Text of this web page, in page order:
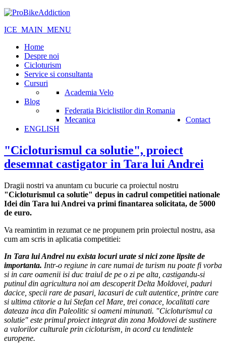
ICE_MAIN_MENU
Home
Despre noi
Cicloturism
Service si consultanta
Cursuri
Academia Velo
Blog
Federatia Biciclistilor din Romania
Mecanica
Contact
ENGLISH
"Cicloturismul ca solutie", proiect
desemnat castigator in Tara lui Andrei
Dragii nostri va anuntam cu bucurie ca proiectul nostru
"Cicloturismul ca solutie" depus in cadrul competitiei nationale
Idei din Tara lui Andrei va primi finantarea solicitata, de 5000
de euro.
Va reamintim in rezumat ce ne propunem prin proiectul nostru, asa
cum am scris in aplicatia competitiei:
In Tara lui Andrei nu exista locuri urate si nici zone lipsite de
importanta. Intr-o regiune in care numai de turism nu poate fi vorba
si in care oamenii isi duc traiul de pe o zi pe alta, castigandu-si
putinul din agricultura noi am descoperit Delta Moldovei, paduri
dacice, specii rare de pasari, lacasuri de cult autentice, printre care
si ultima ctitorie a lui Stefan cel Mare, trei conace, localitati care
dateaza inca din Paleolitic si oameni minunati. "Cicloturismul ca
solutie" este primul proiect integrat din zona Moldovei de sustinere
a valorilor culturale prin cicloturism, in acord cu tendintele
europene.